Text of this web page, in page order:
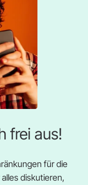
frei aus!
für die
diskutieren,